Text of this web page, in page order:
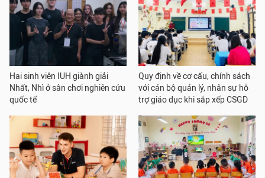
Hai sinh viên IUH giành giải
Nhất, Nhì ở sân chơi nghiên cứu
quốc tế
Quy định về cơ cấu, chính sách
với cán bộ quản lý, nhân sự hỗ
trợ giáo dục khi sắp xếp CSGD